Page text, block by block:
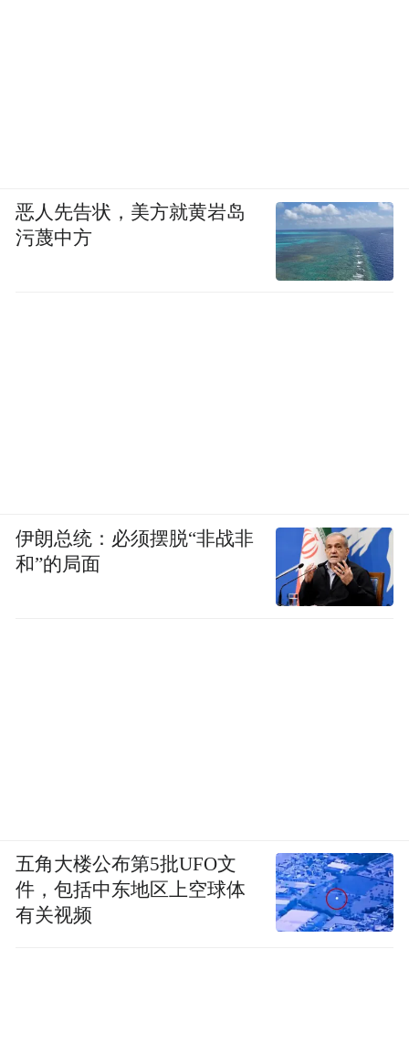
恶人先告状，美方就黄岩岛
污蔑中方
伊朗总统：必须摆脱“非战非
和”的局面
五角大楼公布第5批UFO文
件，包括中东地区上空球体
有关视频